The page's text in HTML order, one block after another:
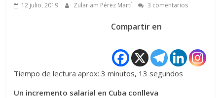
12 julio, 2019 Zulariam Pérez Martí 3 comentarios
Compartir en
Tiempo de lectura aprox: 3 minutos, 13 segundos
Un incremento salarial en Cuba conlleva